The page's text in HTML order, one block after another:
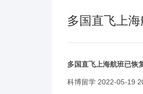
多国直飞上
多国直飞上海航班已恢
科博留学 2022-05-19